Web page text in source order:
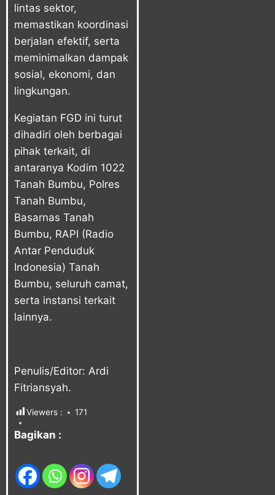
lintas sektor,
memastikan koordinasi
berjalan efektif, serta
meminimalkan dampak
sosial, ekonomi, dan
lingkungan.
Kegiatan FGD ini turut
dihadiri oleh berbagai
pihak terkait, di
antaranya Kodim 1022
Tanah Bumbu, Polres
Tanah Bumbu,
Basarnas Tanah
Bumbu, RAPI (Radio
Antar Penduduk
Indonesia) Tanah
Bumbu, seluruh camat,
serta instansi terkait
lainnya.
Penulis/Editor: Ardi
Fitriansyah.
Viewers : 171
Bagikan :